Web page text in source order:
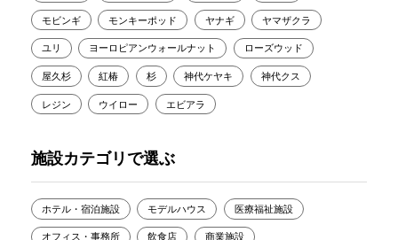
モビンギ モンキーポッド ヤナギ ヤマザクラ
ユリ ヨーロピアンウォールナット ローズウッド
屋久杉 紅椿 杉 神代ケヤキ 神代クス
レジン ウイロー エビアラ
施設カテゴリで選ぶ
ホテル・宿泊施設 モデルハウス 医療福祉施設
オフィス・事務所 飲食店 商業施設